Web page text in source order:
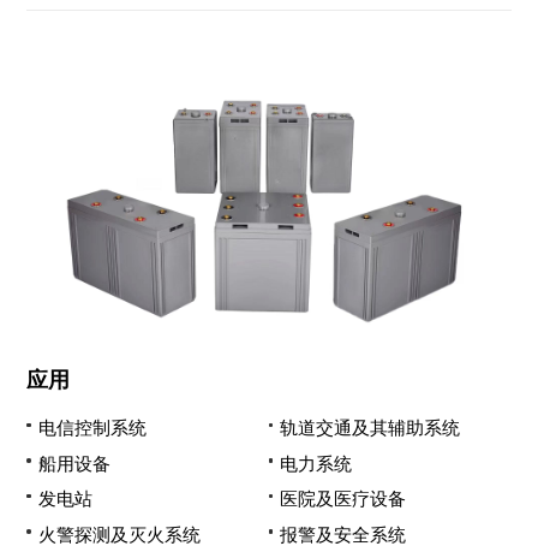
应用
电信控制系统
轨道交通及其辅助系统
船用设备
电力系统
发电站
医院及医疗设备
火警探测及灭火系统
报警及安全系统